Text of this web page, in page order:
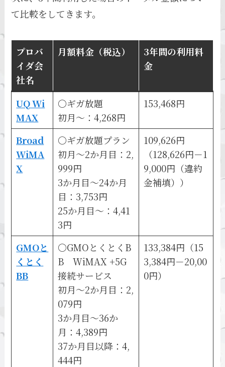
て比較をしてきます。
プロバ
イダ会
社名
月額料金（税込）
3年間の利用料
金
UQ Wi
MAX
〇ギガ放題
初月～：4,268円
153,468円
Broad
WiMA
X
〇ギガ放題プラン
初月～2か月目：2,
999円
3か月目～24か月
目：3,753円
25か月目～：4,41
3円
109,626円
（128,626円－1
9,000円（違約
金補填））
GMOと
くとく
BB
〇GMOとくとくB
B WiMAX +5G
接続サービス
初月～2か月目：2,
079円
3か月目～36か
月：4,389円
37か月目以降：4,
444円
133,384円（15
3,384円－20,00
0円）